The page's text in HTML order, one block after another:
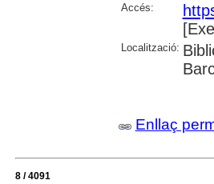
Accés:
Localització:
Enllaç
8 / 4091